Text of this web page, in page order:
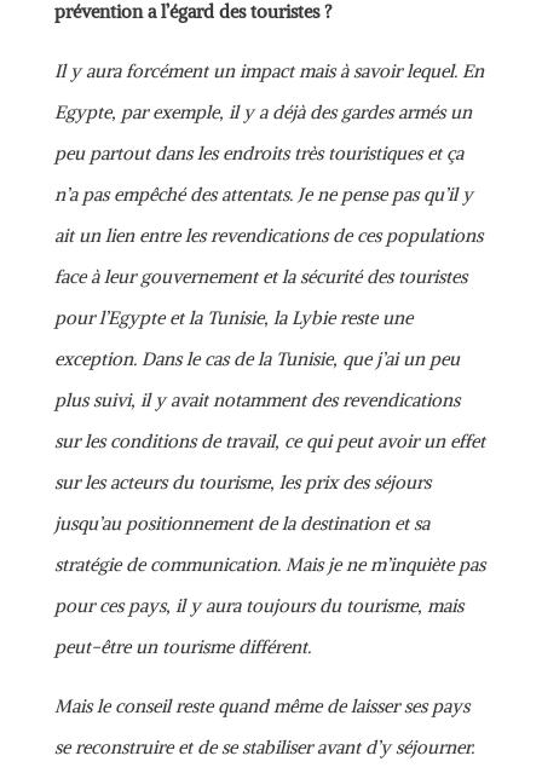
prévention a l’égard des touristes ?
Il y aura forcément un impact mais à savoir lequel. En
Egypte, par exemple, il y a déjà des gardes armés un
peu partout dans les endroits très touristiques et ça
n’a pas empêché des attentats. Je ne pense pas qu’il y
ait un lien entre les revendications de ces populations
face à leur gouvernement et la sécurité des touristes
pour l’Egypte et la Tunisie, la Lybie reste une
exception. Dans le cas de la Tunisie, que j’ai un peu
plus suivi, il y avait notamment des revendications
sur les conditions de travail, ce qui peut avoir un effet
sur les acteurs du tourisme, les prix des séjours
jusqu’au positionnement de la destination et sa
stratégie de communication. Mais je ne m’inquiète pas
pour ces pays, il y aura toujours du tourisme, mais
peut-être un tourisme différent.
Mais le conseil reste quand même de laisser ses pays
se reconstruire et de se stabiliser avant d’y séjourner.